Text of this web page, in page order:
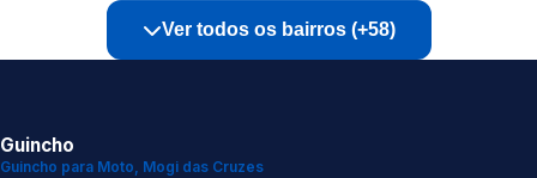
Ver todos os bairros (+58)
Guincho
Guincho para Moto, Mogi das Cruzes